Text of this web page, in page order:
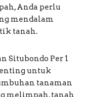
Anda perlu
mendalam
tanah.
Situbondo Per 1
untuk
tanaman
melimpah, tanah